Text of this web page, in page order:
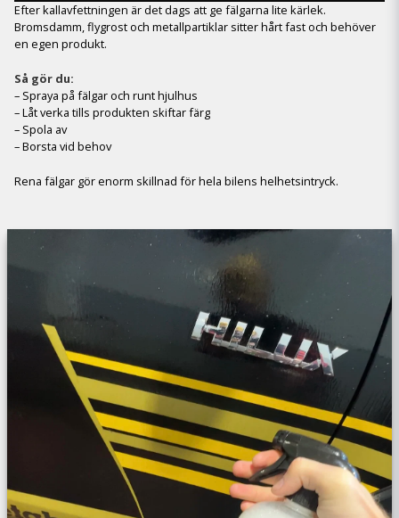
Efter kallavfettningen är det dags att ge fälgarna lite kärlek.
Bromsdamm, flygrost och metallpartiklar sitter hårt fast och behöver
en egen produkt.
Så gör du:
– Spraya på fälgar och runt hjulhus
– Låt verka tills produkten skiftar färg
– Spola av
– Borsta vid behov
Rena fälgar gör enorm skillnad för hela bilens helhetsintryck.